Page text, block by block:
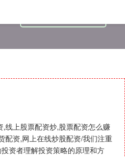
,线上股票配资炒,股票配资怎么赚
配资,网上在线炒股配资/我们注重
资者理解投资策略的原理和方